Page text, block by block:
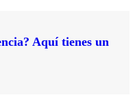
Aquí tienes un